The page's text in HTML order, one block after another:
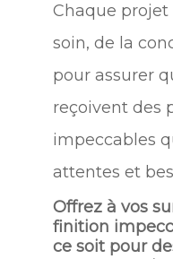
Chaque projet
soin, de la
pour assurer
reçoivent des
impeccables
attentes et
Offrez à vos
finition
ce soit pour